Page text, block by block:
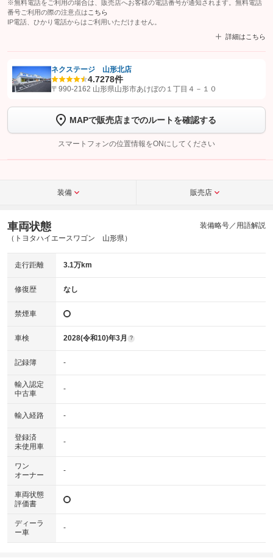
※無料電話をご利用の場合は、販売店へお客様の電話番号が通知されます。無料電話
番号ご利用の際の注意点は こちら
IP電話、ひかり電話からはご利用いただけません。
詳細はこちら
【STEP1】
認証画面でグーネットを友だち追加してから「許可する」ボタンを押
トーク画面で
ボタンをタップして問い合わせを
完了してください。
こちら
ネクステージ 山形北店
4.7278件
〒990-2162 山形県山形市あけぼの１丁目４－１０
MAPで販売店までのルートを確認する
スマートフォンの位置情報をONにしてください
装備 販売店
車両状態
（トヨタハイエースワゴン 山形県）
装備略号／用語解説
走行距離 3.1万km
修復歴 なし
禁煙車
車検 2028(令和10)年3月 ?
記録簿 -
輸入認定
中古車
-
輸入経路 -
登録済
未使用車
-
ワン
オーナー
-
車両状態
評価書
ディーラ
ー車
-